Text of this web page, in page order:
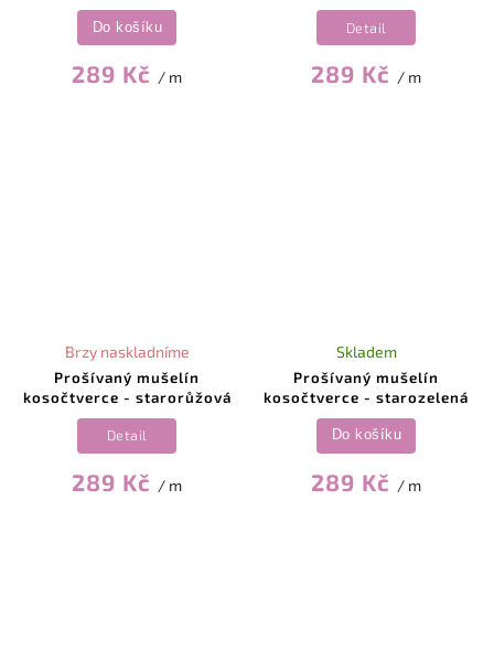
289 Kč / m
Do košíku
289 Kč / m
Detail
Prošívaný mušelín
kosočtverce - starorůžová
Brzy naskladníme
289 Kč / m
Detail
Prošívaný mušelín
kosočtverce - starozelená
Skladem
289 Kč / m
Do košíku